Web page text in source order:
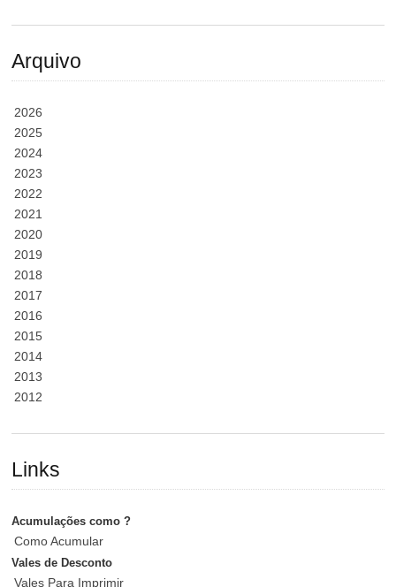
Arquivo
2026
2025
2024
2023
2022
2021
2020
2019
2018
2017
2016
2015
2014
2013
2012
Links
Acumulações como ?
Como Acumular
Vales de Desconto
Vales Para Imprimir